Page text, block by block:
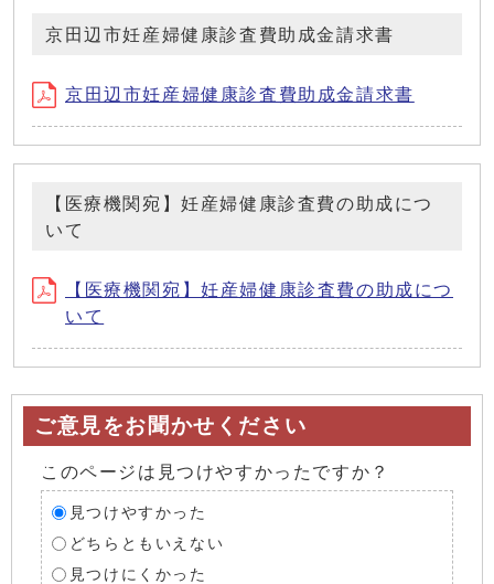
京田辺市妊産婦健康診査費助成金請求書
京田辺市妊産婦健康診査費助成金請求書
【医療機関宛】妊産婦健康診査費の助成につ
いて
【医療機関宛】妊産婦健康診査費の助成につ
いて
ご意見をお聞かせください
このページは見つけやすかったですか？
見つけやすかった
どちらともいえない
見つけにくかった